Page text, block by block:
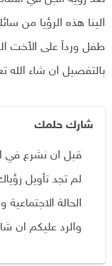
الينا هذه الرؤيا من
طفل ورداَ على الأخت
بالتفصيل ان شاء الله
شارك حلمك
قبل ان نشرع في
لم تجد تأويل
الحالة
والرد عليكم ان